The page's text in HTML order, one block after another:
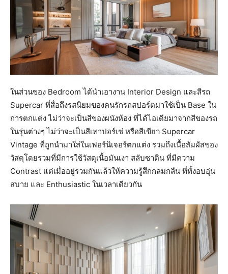
ในส่วนของ Bedroom ได้นำเอางาน Interior Design และสีรถ
Supercar ที่สื่อถึงรสนิยมของคนรักรถสปอร์ตมาใช้เป็น Base ใน
การตกแต่ง ไม่ว่าจะเป็นสีของผนังห้อง ที่ได้ไอเดียมาจากสีของรถ
ในรุ่นต่างๆ ไม่ว่าจะเป็นสีเทาปอร์เช่ หรือสีเขียว Supercar
Vintage ที่ถูกนำมาใส่ในเฟอร์นิเจอร์ตกแต่ง รวมถึงเนื้อสัมผัสของ
วัสดุโดยรวมที่มีการใช้วัสดุเนื้อมันเงา สลับซาติน ที่มีความ
Contrast แต่เมื่ออยู่รวมกันแล้วให้ความรู้สึกกลมกลืน ที่ทั้งอบอุ่น
สบาย และ Enthusiastic ในเวลาเดียวกัน